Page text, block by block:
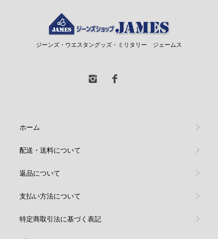
ジーンズ・ウエスタングッズ・ミリタリー ジェームス
ホーム
配送・送料について
返品について
支払い方法について
特定商取引法に基づく表記